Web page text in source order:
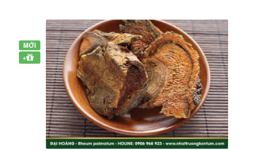
MỚI
+